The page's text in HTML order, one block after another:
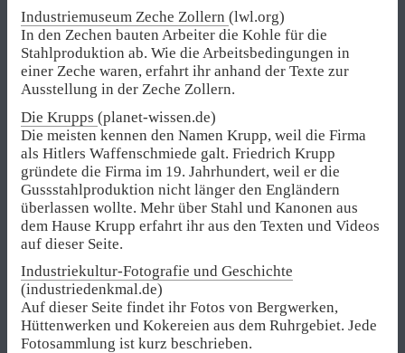
Industriemuseum Zeche Zollern (lwl.org)
In den Zechen bauten Arbeiter die Kohle für die
Stahlproduktion ab. Wie die Arbeitsbedingungen in
einer Zeche waren, erfahrt ihr anhand der Texte zur
Ausstellung in der Zeche Zollern.
Die Krupps (planet-wissen.de)
Die meisten kennen den Namen Krupp, weil die Firma
als Hitlers Waffenschmiede galt. Friedrich Krupp
gründete die Firma im 19. Jahrhundert, weil er die
Gussstahlproduktion nicht länger den Engländern
überlassen wollte. Mehr über Stahl und Kanonen aus
dem Hause Krupp erfahrt ihr aus den Texten und Videos
auf dieser Seite.
Industriekultur-Fotografie und Geschichte
(industriedenkmal.de)
Auf dieser Seite findet ihr Fotos von Bergwerken,
Hüttenwerken und Kokereien aus dem Ruhrgebiet. Jede
Fotosammlung ist kurz beschrieben.